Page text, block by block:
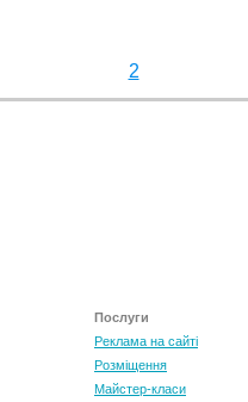
2
Послуги
Реклама на сайті
Розміщення
Майстер-класи